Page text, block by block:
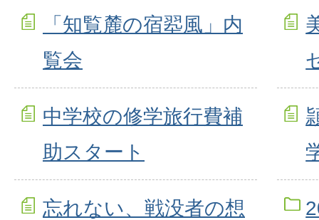
「知覧麓の宿翆風」内
覧会
中学校の修学旅行費補
助スタート
忘れない、戦没者の想